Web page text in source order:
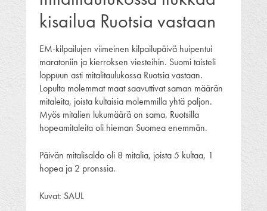
kisailua Ruotsia vastaan
EM-kilpailujen viimeinen kilpailupäivä huipentui
maratoniin ja kierroksen viesteihin. Suomi taisteli
loppuun asti mitalitaulukossa Ruotsia vastaan.
Lopulta molemmat maat saavuttivat saman määrän
mitaleita, joista kultaisia molemmilla yhtä paljon.
Myös mitalien lukumäärä on sama. Ruotsilla
hopeamitaleita oli hieman Suomea enemmän.
Päivän mitalisaldo oli 8 mitalia, joista 5 kultaa, 1
hopea ja 2 pronssia.
Kuvat: SAUL